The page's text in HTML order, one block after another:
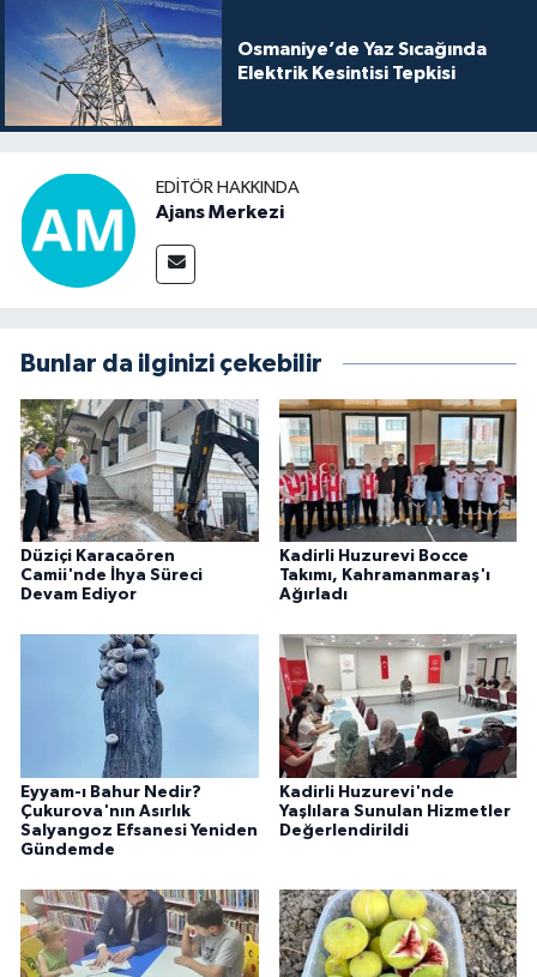
Osmaniye’de Yaz Sıcağında
Elektrik Kesintisi Tepkisi
EDITÖR HAKKINDA
Ajans Merkezi
Bunlar da ilginizi çekebilir
Düziçi Karacaören
Camii'nde İhya Süreci
Devam Ediyor
Kadirli Huzurevi Bocce
Takımı, Kahramanmaraş'ı
Ağırladı
Eyyam-ı Bahur Nedir?
Çukurova'nın Asırlık
Salyangoz Efsanesi Yeniden
Gündemde
Kadirli Huzurevi'nde
Yaşlılara Sunulan Hizmetler
Değerlendirildi